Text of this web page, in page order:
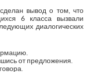
вывод о том, что
6 класса вызвали
диалогических
от предложения.